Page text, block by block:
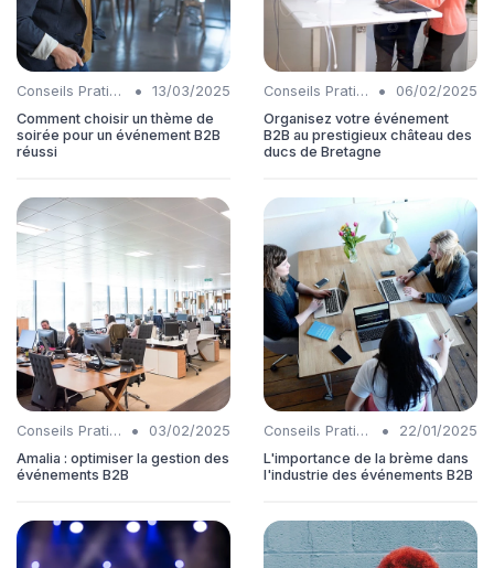
Conseils Pratiques •
13/03/2025
Comment choisir un thème de
soirée pour un événement B2B
réussi
Conseils Pratiques •
06/02/2025
Organisez votre événement
B2B au prestigieux château des
ducs de Bretagne
Conseils Pratiques •
03/02/2025
Amalia : optimiser la gestion des
événements B2B
Conseils Pratiques •
22/01/2025
L'importance de la brème dans
l'industrie des événements B2B